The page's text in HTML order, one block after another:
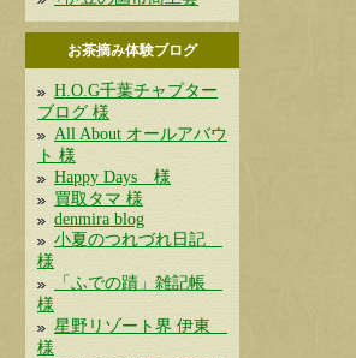
お茶摘み体験ブログ
H.O.G千葉チャプター
ブログ 様
All About オールアバウ
ト 様
Happy Days 様
買取タマ 様
denmira blog
小夏のつれづれ日記
様
「ふでの蹟」雑記帳
様
星野リゾート界 伊東
様